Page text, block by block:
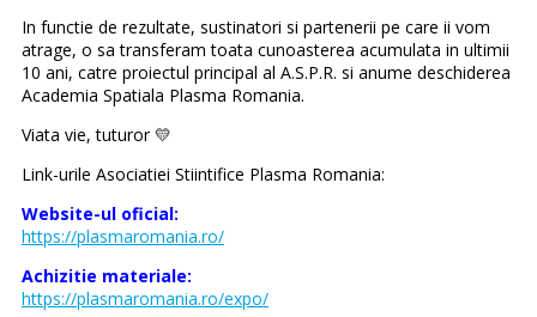
In functie de rezultate, sustinatori si partenerii pe care ii vom
atrage, o sa transferam toata cunoasterea acumulata in ultimii
10 ani, catre proiectul principal al A.S.P.R. si anume deschiderea
Academia Spatiala Plasma Romania.
Viata vie, tuturor 💛
Link-urile Asociatiei Stiintifice Plasma Romania:
Website-ul oficial:
https://plasmaromania.ro/
Achizitie materiale:
https://plasmaromania.ro/expo/